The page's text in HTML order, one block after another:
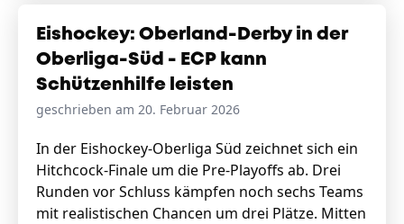
Eishockey: Oberland-Derby in der
Oberliga-Süd - ECP kann
Schützenhilfe leisten
geschrieben am 20. Februar 2026
In der Eishockey-Oberliga Süd zeichnet sich ein
Hitchcock-Finale um die Pre-Playoffs ab. Drei
Runden vor Schluss kämpfen noch sechs Teams
mit realistischen Chancen um drei Plätze. Mitten